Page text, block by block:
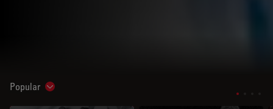
Popular Show subnavigation